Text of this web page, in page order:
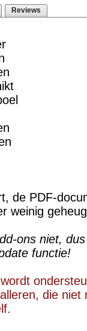
Reviews
de PDF-
weinig
ons niet,
functie!
die niet